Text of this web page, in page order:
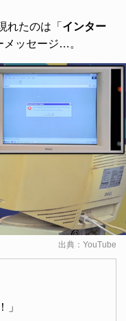
れたのは「 インター
メッセージ…。
出典： YouTube
」